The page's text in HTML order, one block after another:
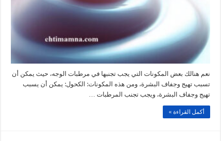
في
مرطبات
نعم هنالك بعض المكونات التي يجب تجنبها في مرطبات الوجه، حيث يمكن أن
تسبب تهيج وجفاف البشرة، ومن هذه المكونات: الكحول: يمكن أن يسبب
تهيج وجفاف البشرة، ويجب تجنب المرطبات …
أكمل القراءة »